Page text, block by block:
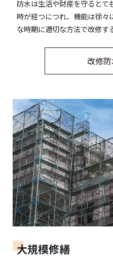
防水は生活や財産を守るとて
時が経つにつれ、機能は徐々
な時期に適切な方法で改修す
改修
大規模修繕